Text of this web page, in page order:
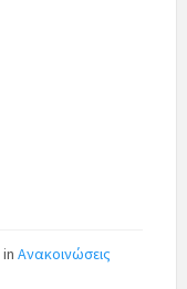
in Ανακοινώσεις